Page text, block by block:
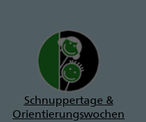
Schnuppertage &
Orientierungswochen